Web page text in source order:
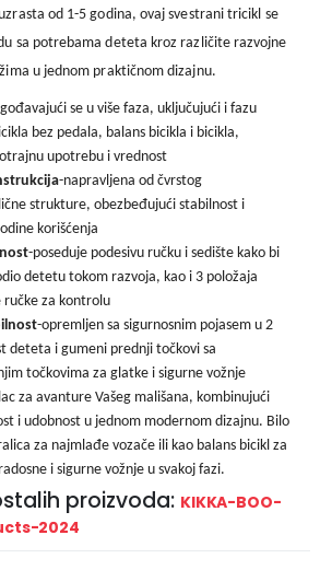
od 1-5 godina, ovaj svestrani tricikl se
sa potrebama deteta kroz različite razvojne
u jednom praktičnom dizajnu.
se u više faza, uključujući i fazu
bez pedala, balans bicikla i bicikla,
upotrebu i vrednost
-napravljena od čvrstog
strukture, obezbeđujući stabilnost i
korišćenja
-poseduje podesivu ručku i sedište kako bi
detetu tokom razvoja, kao i 3 položaja
ručke za kontrolu
-opremljen sa sigurnosnim pojasem u 2
deteta i gumeni prednji točkovi sa
točkovima za glatke i sigurne vožnje
za avanture Vašeg mališana, kombinujući
i udobnost u jednom modernom dizajnu. Bilo
za najmlađe vozače ili kao balans bicikl za
i sigurne vožnje u svakoj fazi.
proizvoda: KIKKA-BOO-
2024